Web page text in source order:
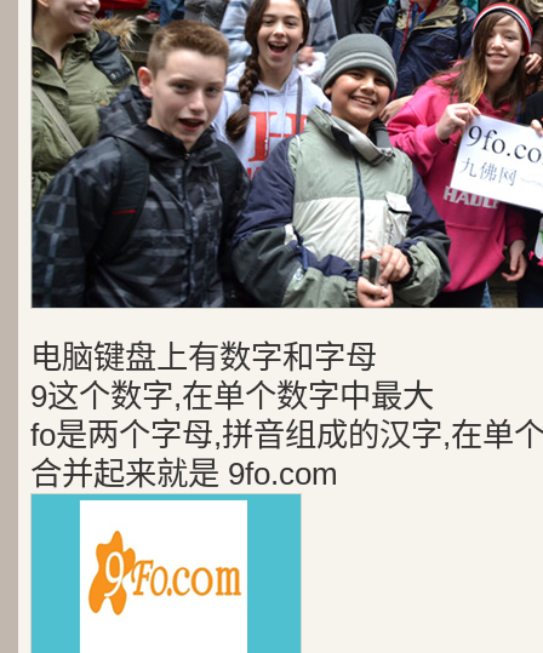
电脑键盘上有数字和字母
9这个数字,在单个数字中最大
fo是两个字母,拼音组成的汉字,在单
合并起来就是 9fo.com